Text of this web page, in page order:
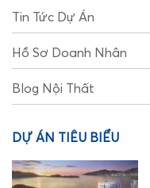
Tin Tức Dự Án
Hồ Sơ Doanh Nhân
Blog Nội Thất
DỰ ÁN TIÊU BIỂU